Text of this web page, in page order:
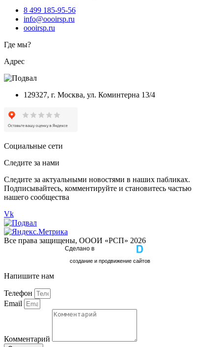
8 499 185-95-56
info@oooirsp.ru
oooirsp.ru
Где мы?
Адрес
129327, г. Москва, ул. Коминтерна 13/4
Социальные сети
Следите за нами
Следите за актуальными новостями в наших пабликах.
Подписывайтесь, комментируйте и становитесь частью
нашего сообщества
Vk
Все права защищены, ОООИ «РСП» 2026
Сделано в
cоздание и продвижение сайтов
Напишите нам
Телефон
Email
Комментарий